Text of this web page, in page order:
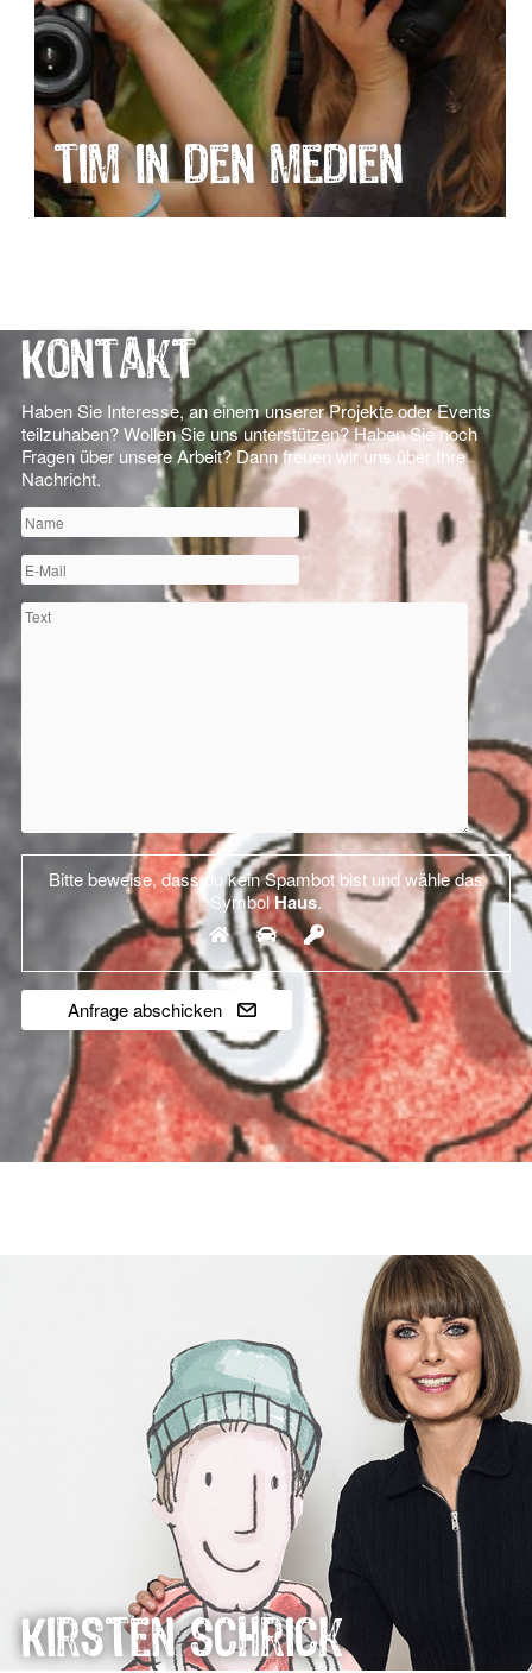
TIM in den Medien
Kontakt
Haben Sie Interesse, an einem unserer Projekte oder Events
teilzuhaben? Wollen Sie uns unterstützen? Haben Sie noch
Fragen über unsere Arbeit? Dann freuen wir uns über Ihre
Nachricht.
Bitte beweise, dass du kein Spambot bist und wähle das
SymbolHaus.
Kirsten Schrick